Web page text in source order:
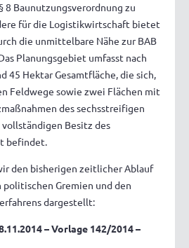
8 Baunutzungsverordnung zu
für die Logistikwirtschaft bietet
die unmittelbare Nähe zur BAB
Planungsgebiet umfasst nach
45 Hektar Gesamtfläche, die sich,
Feldwege sowie zwei Flächen mit
des sechsstreifigen
vollständigen Besitz des
befindet.
den bisherigen zeitlicher Ablauf
Gremien und den
dargestellt:
– Vorlage 142/2014 –